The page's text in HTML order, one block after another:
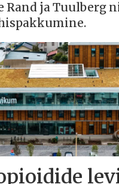
Rand ja Tuulberg